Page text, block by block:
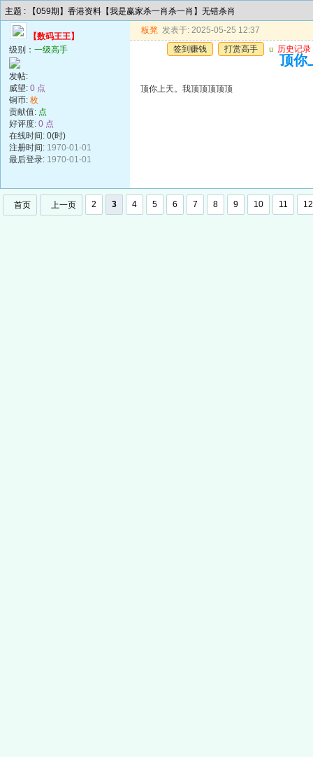
主题 : 【059期】香港资料【我是赢家杀一肖杀一肖】无错杀肖
【数码王王】
级别： 一级高手
发帖:
威望: 0 点
铜币: 枚
贡献值: 点
好评度: 0 点
在线时间: 0(时)
注册时间: 1970-01-01
最后登录: 1970-01-01
板凳 发表于: 2025-05-25 12:37
签到赚钱
打赏高手 u 历史记录
顶你
顶你上天。我顶顶顶顶顶
首页 上一页 2 3 4 5 6 7 8 9 10 11 12